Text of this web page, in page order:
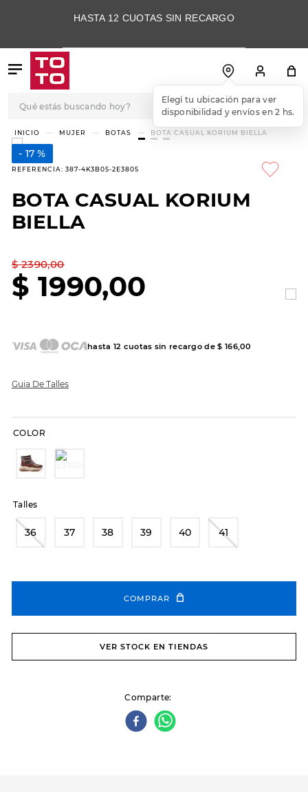
HASTA 12 CUOTAS SIN RECARGO
Elegí tu ubicación para ver
disponibilidad y envíos en 2 hs.
MUJER BOTAS BOTA CASUAL KORIUM BIELLA
17 %
REFERENCIA: 387-4K3B05-2E3805
BOTA CASUAL KORIUM
BIELLA
$ 2390,00
$ 1990,00
hasta 12 cuotas sin recargo de$ 166,00
Guia De Talles
COLOR
Talles
36 37 38 39 40 41
COMPRAR
VER STOCK EN TIENDAS
Comparte
TÉRMINOS MÁS
BUSCADOS